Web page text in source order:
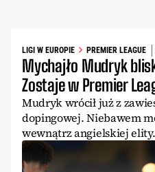
LIGI W EUROPIE PREMIER LEAGUE
Mychajło Mudryk
Zostaje w Premier
Mudryk wrócił już z
dopingowej. Niebawem
wewnątrz angielskiej elity.